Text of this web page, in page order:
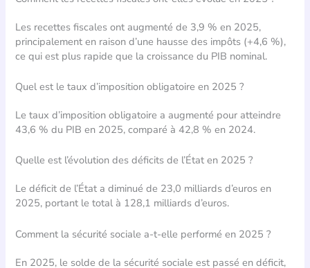
Les recettes fiscales ont augmenté de 3,9 % en 2025,
principalement en raison d’une hausse des impôts (+4,6 %),
ce qui est plus rapide que la croissance du PIB nominal.
Quel est le taux d’imposition obligatoire en 2025 ?
Le taux d’imposition obligatoire a augmenté pour atteindre
43,6 % du PIB en 2025, comparé à 42,8 % en 2024.
Quelle est l’évolution des déficits de l’État en 2025 ?
Le déficit de l’État a diminué de 23,0 milliards d’euros en
2025, portant le total à 128,1 milliards d’euros.
Comment la sécurité sociale a-t-elle performé en 2025 ?
En 2025, le solde de la sécurité sociale est passé en déficit,